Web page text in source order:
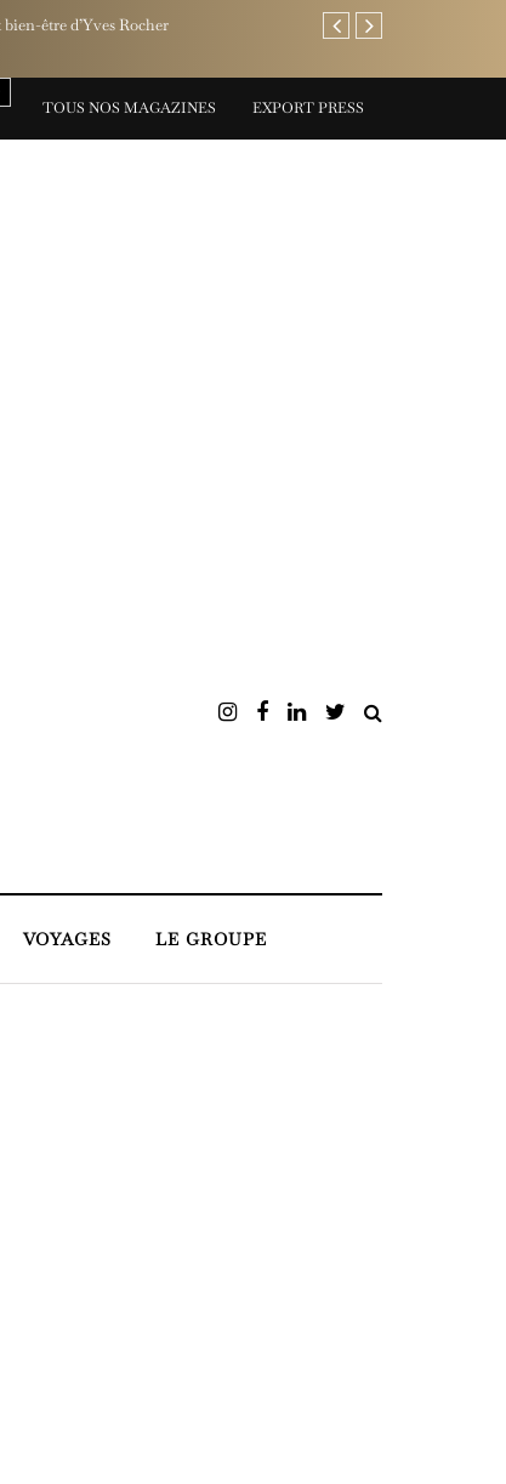
Jaeger-LeCoultre invite
EXPORT PRESS
TOUS NOS MAGAZINES
VOYAGES LE GROUPE